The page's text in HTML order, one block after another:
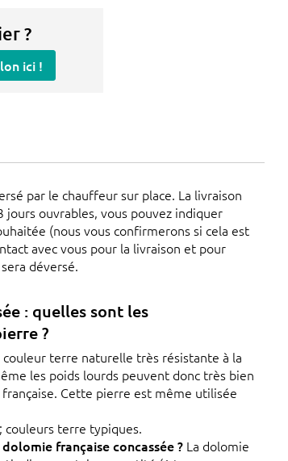
?
ici !
par le chauffeur sur place. La livraison
jours ouvrables, vous pouvez indiquer
(nous vous confirmerons si cela est
avec vous pour la livraison et pour
déversé.
: quelles sont les
?
terre naturelle très résistante à la
les poids lourds peuvent donc très bien
Cette pierre est même utilisée
couleurs terre typiques.
française concassée ? La dolomie